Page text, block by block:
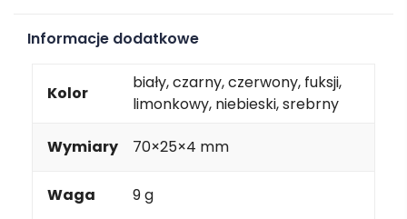
Informacje dodatkowe
Kolor
biały, czarny, czerwony, fuksji,
limonkowy, niebieski, srebrny
Wymiary 70×25×4 mm
Waga 9 g